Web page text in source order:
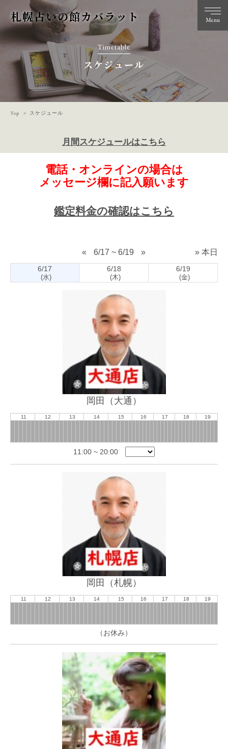
札幌占いの館カバラット Menu
Timetable
スケジュール
Top スケジュール
月間スケジュールはこちら
電話・オンラインの場合は
メッセージ欄に記入願います
鑑定料金の確認はこちら
« 6/17 ~ 6/19 » » 本日
6/17
(水)
6/18
(木)
6/19
(金)
岡田（大通）
11 12 13 14 15 16 17 18 19
11:00 ~ 20:00
岡田（札幌）
11 12 13 14 15 16 17 18 19
（お休み）